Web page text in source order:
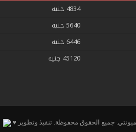
4834 جنيه
5640 جنيه
6446 جنيه
45120 جنيه
تنفيذ وتطوير ♥